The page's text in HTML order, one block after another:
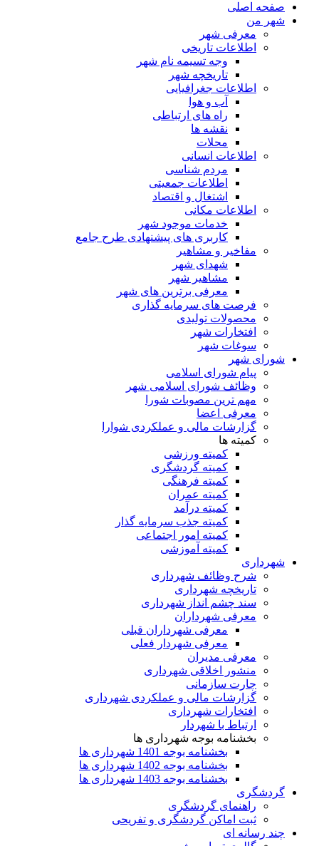
صفحه اصلی
شهر من
معرفی شهر
اطلاعات تاریخی
وجه تسیمه نام شهر
تاریخچه شهر
اطلاعات جغرافیایی
آب و هوا
راه های ارتباطی
نقشه ها
محلات
اطلاعات انسانی
مردم شناسی
اطلاعات جمعیتی
اشتغال و اقتصاد
اطلاعات مکانی
خدمات موجود شهر
کاربری های پیشنهادی طرح جامع
مفاخیر و مشاهیر
شهدای شهر
مشاهیر شهر
معرفی برترین های شهر
فرصت های سرمایه گذاری
محصولات تولیدی
افتخارات شهر
سوغات شهر
شورای شهر
پیام شورای اسلامی
وظائف شورای اسلامی شهر
مهم ترین مصوبات شورا
معرفی اعضا
گزارشات مالی و عملکردی شوارا
کمیته ها
کمیته ورزشی
کمیته گردشگری
کمیته فرهنگی
کمیته عمران
کمیته درآمد
کمیته جذب سرمایه گذار
کمیته امور اجتماعی
کمیته آموزشی
شهرداری
شرح وظائف شهرداری
تاریخچه شهرداری
سند چشم انداز شهرداری
معرفی شهرداران
معرفی شهرداران قبلی
معرفی شهردار فعلی
معرفی مدیران
منشور اخلاقی شهرداری
چارت سازمانی
گزارشات مالی و عملکردی شهرداری
افتخارات شهرداری
ارتباط با شهردار
بخشنامه بوجه شهرداری ها
بخشنامه بوجه 1401 شهرداری ها
بخشنامه بوجه 1402 شهرداری ها
بخشنامه بوجه 1403 شهرداری ها
گردشگری
راهنمای گردشگری
ثبت اماکن گردشگری و تفریحی
چند رسانه ای